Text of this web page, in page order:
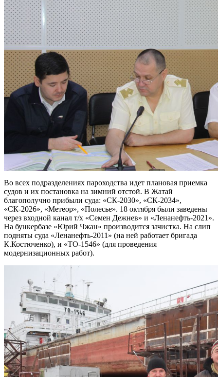
Во всех подразделениях пароходства идет плановая приемка
судов и их постановка на зимний отстой. В Жатай
благополучно прибыли суда: «СК-2030», «СК-2034»,
«СК-2026», «Метеор», «Полесье». 18 октября были заведены
через входной канал т/х «Семен Дежнев» и «Ленанефть-2021».
На бункербазе «Юрий Чжан» производится зачистка. На слип
подняты суда «Ленанефть-2011» (на ней работает бригада
К.Костюченко), и «ТО-1546» (для проведения
модернизационных работ).